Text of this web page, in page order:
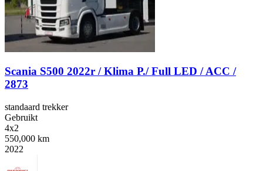
Scania S500 2022r / Klima P./ Full LED / ACC /
2873
standaard trekker
Gebruikt
4x2
550,000 km
2022